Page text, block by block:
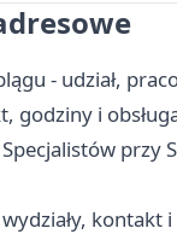
- udział,
godziny i
kontakt